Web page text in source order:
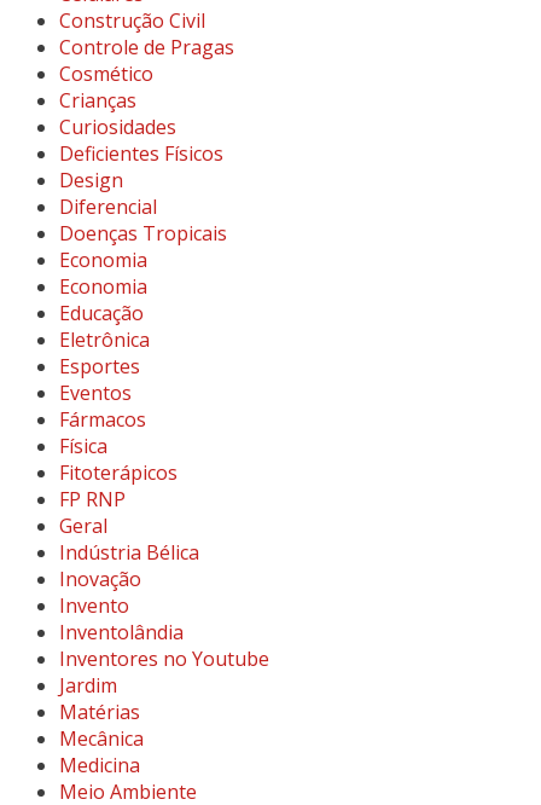
Construção Civil
Controle de Pragas
Cosmético
Crianças
Curiosidades
Deficientes Físicos
Design
Diferencial
Doenças Tropicais
Economia
Economia
Educação
Eletrônica
Esportes
Eventos
Fármacos
Física
Fitoterápicos
FP RNP
Geral
Indústria Bélica
Inovação
Invento
Inventolândia
Inventores no Youtube
Jardim
Matérias
Mecânica
Medicina
Meio Ambiente